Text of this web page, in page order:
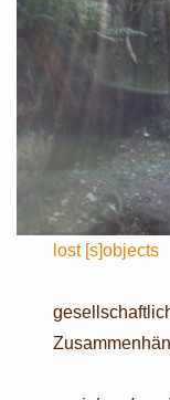
lost [s]objects